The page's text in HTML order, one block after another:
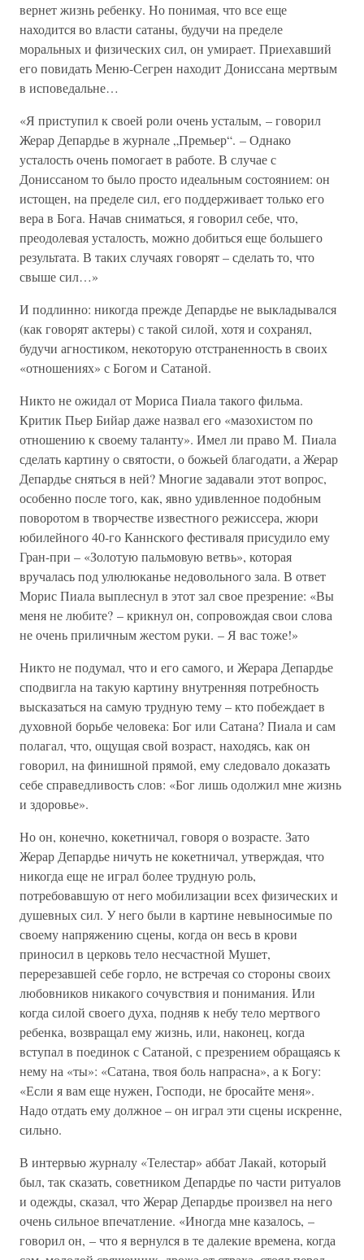
вернет жизнь ребенку. Но понимая, что все еще
находится во власти сатаны, будучи на пределе
моральных и физических сил, он умирает. Приехавший
его повидать Меню-Сегрен находит Дониссана мертвым
в исповедальне…
«Я приступил к своей роли очень усталым, – говорил
Жерар Депардье в журнале „Премьер“. – Однако
усталость очень помогает в работе. В случае с
Дониссаном то было просто идеальным состоянием: он
истощен, на пределе сил, его поддерживает только его
вера в Бога. Начав сниматься, я говорил себе, что,
преодолевая усталость, можно добиться еще большего
результата. В таких случаях говорят – сделать то, что
свыше сил…»
И подлинно: никогда прежде Депардье не выкладывался
(как говорят актеры) с такой силой, хотя и сохранял,
будучи агностиком, некоторую отстраненность в своих
«отношениях» с Богом и Сатаной.
Никто не ожидал от Мориса Пиала такого фильма.
Критик Пьер Бийар даже назвал его «мазохистом по
отношению к своему таланту». Имел ли право М. Пиала
сделать картину о святости, о божьей благодати, а Жерар
Депардье сняться в ней? Многие задавали этот вопрос,
особенно после того, как, явно удивленное подобным
поворотом в творчестве известного режиссера, жюри
юбилейного 40-го Каннского фестиваля присудило ему
Гран-при – «Золотую пальмовую ветвь», которая
вручалась под улюлюканье недовольного зала. В ответ
Морис Пиала выплеснул в этот зал свое презрение: «Вы
меня не любите? – крикнул он, сопровождая свои слова
не очень приличным жестом руки. – Я вас тоже!»
Никто не подумал, что и его самого, и Жерара Депардье
сподвигла на такую картину внутренняя потребность
высказаться на самую трудную тему – кто побеждает в
духовной борьбе человека: Бог или Сатана? Пиала и сам
полагал, что, ощущая свой возраст, находясь, как он
говорил, на финишной прямой, ему следовало доказать
себе справедливость слов: «Бог лишь одолжил мне жизнь
и здоровье».
Но он, конечно, кокетничал, говоря о возрасте. Зато
Жерар Депардье ничуть не кокетничал, утверждая, что
никогда еще не играл более трудную роль,
потребовавшую от него мобилизации всех физических и
душевных сил. У него были в картине невыносимые по
своему напряжению сцены, когда он весь в крови
приносил в церковь тело несчастной Мушет,
перерезавшей себе горло, не встречая со стороны своих
любовников никакого сочувствия и понимания. Или
когда силой своего духа, подняв к небу тело мертвого
ребенка, возвращал ему жизнь, или, наконец, когда
вступал в поединок с Сатаной, с презрением обращаясь к
нему на «ты»: «Сатана, твоя боль напрасна», а к Богу:
«Если я вам еще нужен, Господи, не бросайте меня».
Надо отдать ему должное – он играл эти сцены искренне,
сильно.
В интервью журналу «Телестар» аббат Лакай, который
был, так сказать, советником Депардье по части ритуалов
и одежды, сказал, что Жерар Депардье произвел на него
очень сильное впечатление. «Иногда мне казалось, –
говорил он, – что я вернулся в те далекие времена, когда